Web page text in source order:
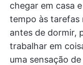
chegar em casa
tempo às tarefas
antes de dormir,
trabalhar em
uma sensação